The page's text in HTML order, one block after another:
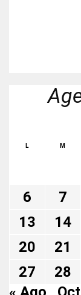
L M
6
7
13
14
20
21
27
28